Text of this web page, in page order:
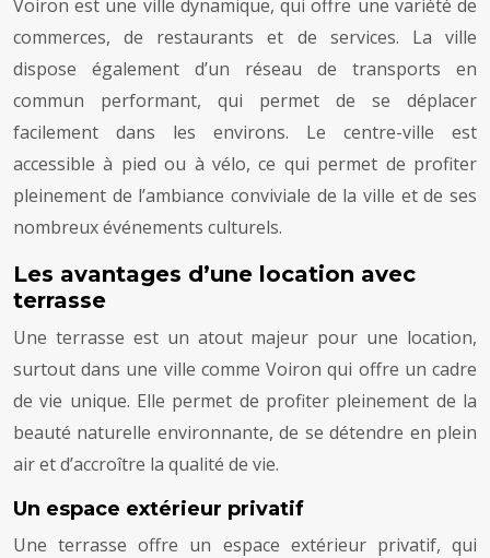
Voiron est une ville dynamique, qui offre une variété de
commerces, de restaurants et de services. La ville
dispose également d’un réseau de transports en
commun performant, qui permet de se déplacer
facilement dans les environs. Le centre-ville est
accessible à pied ou à vélo, ce qui permet de profiter
pleinement de l’ambiance conviviale de la ville et de ses
nombreux événements culturels.
Les avantages d’une location avec
terrasse
Une terrasse est un atout majeur pour une location,
surtout dans une ville comme Voiron qui offre un cadre
de vie unique. Elle permet de profiter pleinement de la
beauté naturelle environnante, de se détendre en plein
air et d’accroître la qualité de vie.
Un espace extérieur privatif
Une terrasse offre un espace extérieur privatif, qui